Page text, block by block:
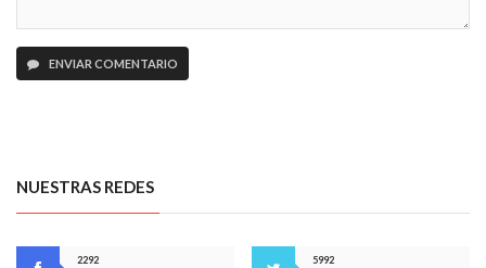
ENVIAR COMENTARIO
NUESTRAS REDES
2292
5992